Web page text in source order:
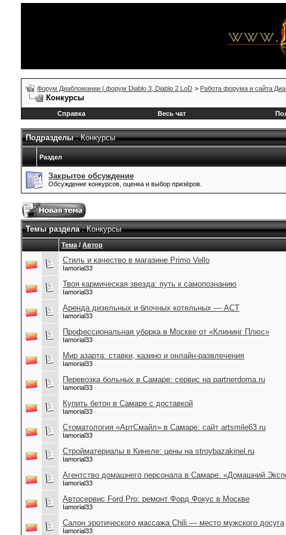
Форум Диабломании | форум Diablo 3, Diablo 2 LoD > Работа форума и сайта
Конкурсы
Справка
Весь чат
Подразделы: Конкурсы
Раздел
Закрытое обсуждение
Обсуждение конкурсов, оценка и выбор призёров.
Темы раздела: Конкурсы
Тема / Автор
Стиль и качество в магазине Primo Vello
Iamorial33
Твоя кармическая звезда: путь к самопознанию
Iamorial33
Аренда дизельных и блочных котельных — АСТ
Iamorial33
Профессиональная уборка в Москве от «Клининг Плюс»
Iamorial33
Мир азарта: ставки, казино и онлайн-развлечения
Iamorial33
Перевозка больных в Самаре: сервис на partnerdoma.ru
Iamorial33
Купить бетон в Самаре с доставкой
Iamorial33
Стоматология «АртСмайл» в Самаре: сайт artsmile63.ru
Iamorial33
Стройматериалы в Кинеле: цены на stroybazakinel.ru
Iamorial33
Агентство домашнего персонала в Самаре: «Домашний
Iamorial33
Автосервис Ford Pro: ремонт Форд Фокус в Москве
Iamorial33
Салон эротического массажа Chili — место мужского досуга
Iamorial33